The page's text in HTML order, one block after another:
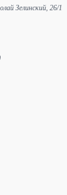
Зелинский, 26/1